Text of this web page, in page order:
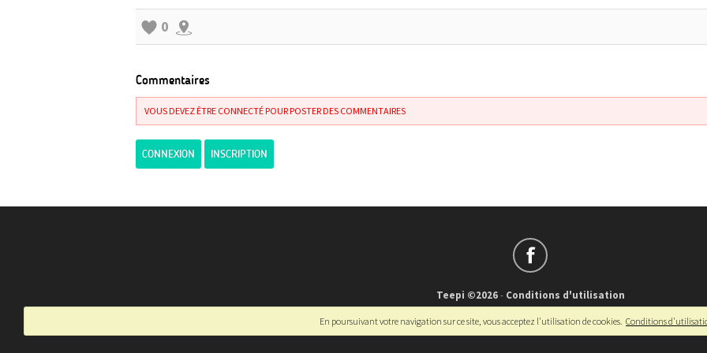
0
Commentaires
VOUS DEVEZ ÊTRE CONNECTÉ POUR POSTER DES COMMENTAIRES
CONNEXION INSCRIPTION
Teepi ©2026- Conditions d'utilisation
Français- English
En poursuivant votre navigation sur ce site, vous acceptez l'utilisation de cookies. Conditions